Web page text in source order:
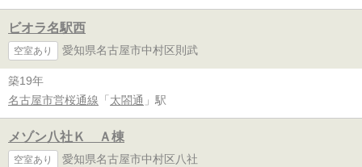
ビオラ名駅西
空室あり 愛知県名古屋市中村区則武
築19年
名古屋市営桜通線 「 太閤通 」駅
メゾン八社Ｋ Ａ棟
空室あり 愛知県名古屋市中村区八社